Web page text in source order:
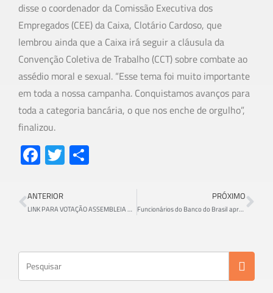
disse o coordenador da Comissão Executiva dos
Empregados (CEE) da Caixa, Clotário Cardoso, que
lembrou ainda que a Caixa irá seguir a cláusula da
Convenção Coletiva de Trabalho (CCT) sobre combate ao
assédio moral e sexual. “Esse tema foi muito importante
em toda a nossa campanha. Conquistamos avanços para
toda a categoria bancária, o que nos enche de orgulho”,
finalizou.
Fa
ce
b
o
T
wi
er e
ANTERIOR
LINK PARA VOTAÇÃO ASSEMBLEIA BANRISUL – A votação será no período das 11:00 horas às 13:00 horas do dia 02/09/2022 (Sexta Feira).
PRÓXIMO
Funcionários do Banco do Brasil aprovam novo acordo coletivo